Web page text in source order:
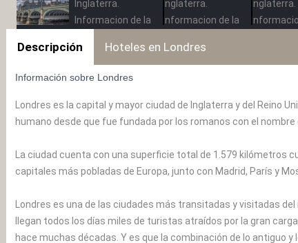
Descripción Hoteles en Londres
Información sobre Londres
Londres es la capital y mayor ciudad de Inglaterra y del Reino
humano desde que fue fundada por los romanos con el
La ciudad cuenta con una superficie total de 1.579 kilómetros
capitales más pobladas de Europa, junto con Madrid, París y
Londres es una de las ciudades más transitadas y visitadas
llegan todos los días miles de turistas atraídos por la gran
hace muchas décadas. Y es que la combinación de lo antiguo